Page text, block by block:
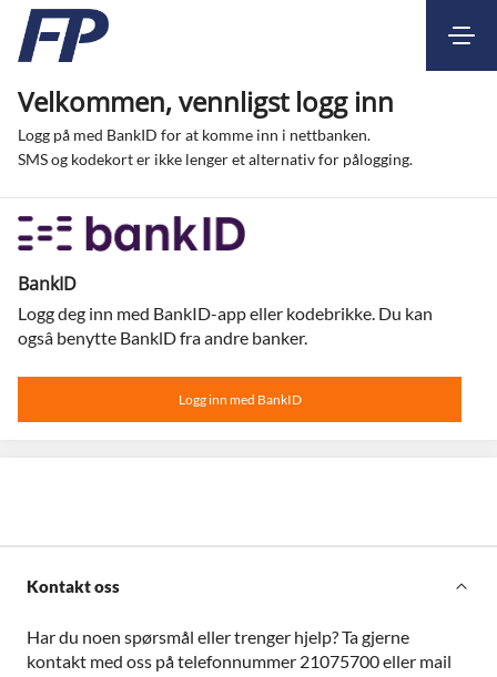
Velkommen, vennligst logg inn
Logg på med BankID for at komme inn i nettbanken.
SMS og kodekort er ikke lenger et alternativ for pålogging.
BankID
Logg deg inn med BankID-app eller kodebrikke. Du kan
ogsâ benytte BanklD fra andre banker.
Logg inn med BankID
Kontakt oss
Har du noen spørsmål eller trenger hjelp? Ta gjerne
kontakt med oss på telefonnummer 21075700 eller mail